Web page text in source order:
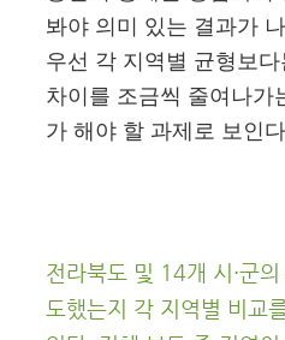
봐야 의미 있는 결과가
우선 각 지역별 균형보
차이를 조금씩 줄여나가
가 해야 할 과제로 보인다
전라북도 및 14개 시 ·군
도했는지 각 지역별 비교